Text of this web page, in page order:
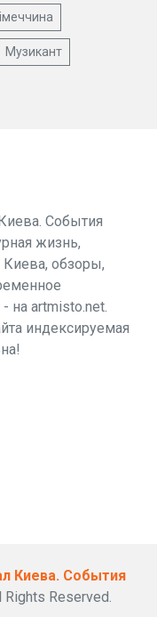
Музикант
События
жизнь,
обзоры,
на artmisto.net.
индексируемая
Киева. События
Rights Reserved.